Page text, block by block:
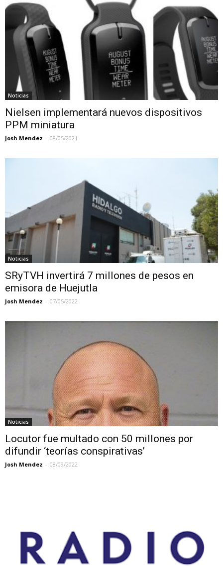
Noticias
Nielsen implementará nuevos dispositivos
PPM miniatura
Josh Mendez - 08/05/2021
Noticias
SRyTVH invertirá 7 millones de pesos en
emisora de Huejutla
Josh Mendez - 07/05/2022
Noticias
Locutor fue multado con 50 millones por
difundir ‘teorías conspirativas’
Josh Mendez - 08/09/2022